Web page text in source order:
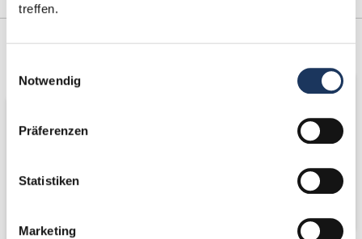
treffen.
Notwendig
Präferenzen
Statistiken
Marketing
Kooperations-
Netzwerk-Partner